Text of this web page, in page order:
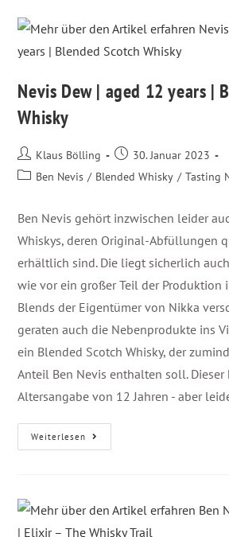
Nevis Dew | aged 12 years |
Whisky
Klaus Bölling
30. Januar 2023
Ben Nevis / Blended Whisky / Tasting
Ben Nevis gehört inzwischen leider
Whiskys, deren Original-Abfüllungen
erhältlich sind. Die liegt sicherlich
wie vor ein großer Teil der Produktion
Blends der Eigentümer von Nikka
geraten auch die Nebenprodukte ins
ein Blended Scotch Whisky, der
Anteil Ben Nevis enthalten soll. Dieser
Altersangabe von 12 Jahren - aber
Weiterlesen